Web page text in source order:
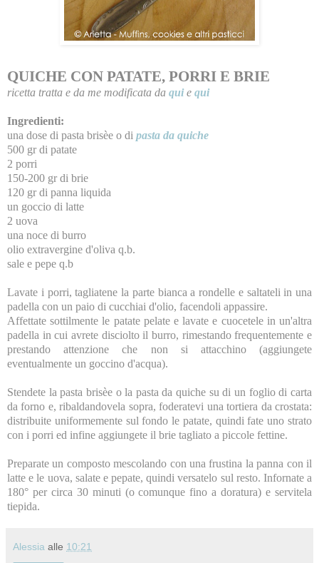
QUICHE CON PATATE, PORRI E BRIE
ricetta tratta e da me modificata da quie qui
Ingredienti:
una dose di pasta brisèe o di pasta da quiche
500 gr di patate
2 porri
150-200 gr di brie
120 gr di panna liquida
un goccio di latte
2 uova
una noce di burro
olio extravergine d'oliva q.b.
sale e pepe q.b
Lavate i porri, tagliatene la parte bianca a rondelle e saltateli in una
padella con un paio di cucchiai d'olio, facendoli appassire.
Affettate sottilmente le patate pelate e lavate e cuocetele in un'altra
padella in cui avrete disciolto il burro, rimestando frequentemente e
prestando attenzione che non si attacchino (aggiungete
eventualmente un goccino d'acqua).
Stendete la pasta brisèe o la pasta da quiche su di un foglio di carta
da forno e, ribaldandovela sopra, foderatevi una tortiera da crostata:
distribuite uniformemente sul fondo le patate, quindi fate uno strato
con i porri ed infine aggiungete il brie tagliato a piccole fettine.
Preparate un composto mescolando con una frustina la panna con il
latte e le uova, salate e pepate, quindi versatelo sul resto. Infornate a
180° per circa 30 minuti (o comunque fino a doratura) e servitela
tiepida.
Alessia alle 10:21